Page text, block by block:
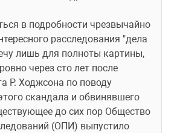
в подробности чрезвычайно
расследования "дела
лишь для полноты картины,
через сто лет после
Р. Ходжсона по поводу
скандала и обвинявшего
до сих пор Общество
(ОПИ) выпустило